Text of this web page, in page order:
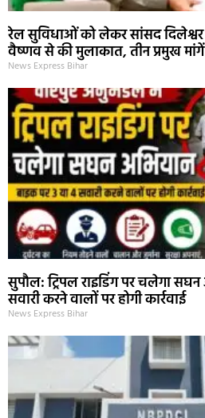
रेल सुविधाओं को लेकर सांसद दिलेश्वर
वैष्णव से की मुलाकात, तीन प्रमुख
News Express Bihar
सुपौल: ट्रिपल राइडिंग पर चलेगा
सवारी करने वालों पर होगी कार्रवाई
News Express Bihar